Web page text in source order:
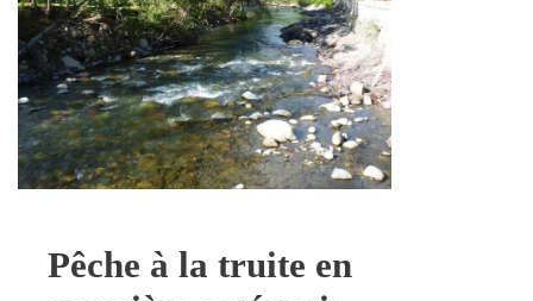
Pêche à la truite en